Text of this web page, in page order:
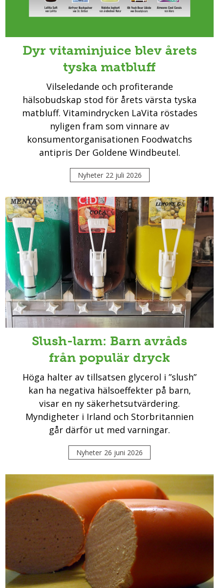
Dyr vitaminjuice blev årets
tyska matbluff
Vilseledande och profiterande
hälsobudskap stod för årets värsta tyska
matbluff. Vitamindrycken LaVita röstades
nyligen fram som vinnare av
konsumentorganisationen Foodwatchs
antipris Der Goldene Windbeutel.
Nyheter 22 juli 2026
Slush-larm: Barn avråds
från populär dryck
Höga halter av tillsatsen glycerol i ”slush”
kan ha negativa hälsoeffekter på barn,
visar en ny säkerhetsutvärdering.
Myndigheter i Irland och Storbritannien
går därför ut med varningar.
Nyheter 26 juni 2026